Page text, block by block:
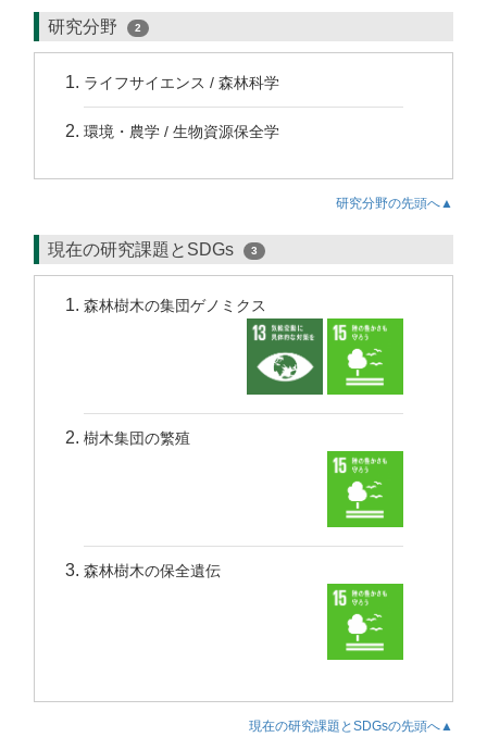
研究分野 2
ライフサイエンス / 森林科学
環境・農学 / 生物資源保全学
研究分野の先頭へ▲
現在の研究課題とSDGs 3
森林樹木の集団ゲノミクス
樹木集団の繁殖
森林樹木の保全遺伝
現在の研究課題とSDGsの先頭へ▲